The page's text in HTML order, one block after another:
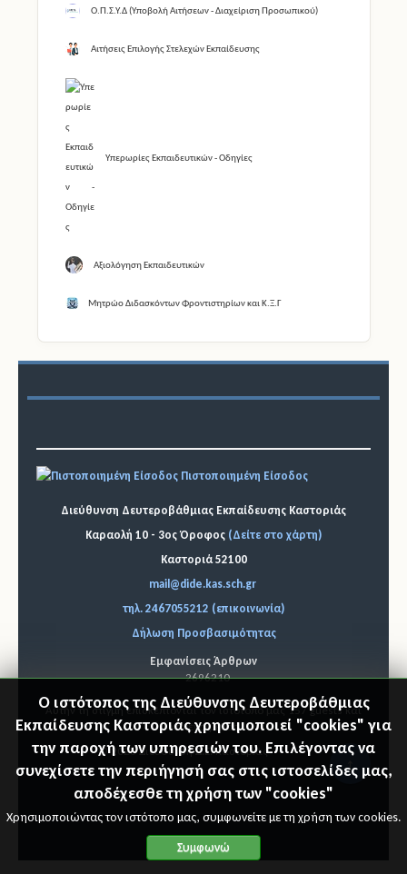
Ο.Π.Σ.Υ.Δ (Υποβολή Αιτήσεων - Διαχείριση Προσωπικού)
Αιτήσεις Επιλογής Στελεχών Εκπαίδευσης
Υπερωρίες Εκπαιδευτικών - Οδηγίες
Αξιολόγηση Εκπαιδευτικών
Μητρώο Διδασκόντων Φροντιστηρίων και Κ.Ξ.Γ
Πιστοποιημένη Είσοδος
Διεύθυνση Δευτεροβάθμιας Εκπαίδευσης Καστοριάς
Καραολή 10 - 3ος Όροφος (Δείτε στο χάρτη)
Καστοριά 52100
mail@dide.kas.sch.gr
τηλ. 2467055212 (επικοινωνία)
Δήλωση Προσβασιμότητας
Εμφανίσεις Άρθρων
2696210
Αυτήν τη στιγμή επισκέπτονται τον ιστότοπό μας 157 guests και
κανένα μέλος
Ο ιστότοπος της Διεύθυνσης Δευτεροβάθμιας
Εκπαίδευσης Καστοριάς χρησιμοποιεί "cookies" για
την παροχή των υπηρεσιών του. Επιλέγοντας να
συνεχίσετε την περιήγησή σας στις ιστοσελίδες μας,
αποδέχεσθε τη χρήση των "cookies"
Χρησιμοποιώντας τον ιστότοπο μας, συμφωνείτε με τη χρήση των cookies.
Συμφωνώ
"Επιστ
© 2026 Διεύθυνση Δ.Ε. Καστοριάς